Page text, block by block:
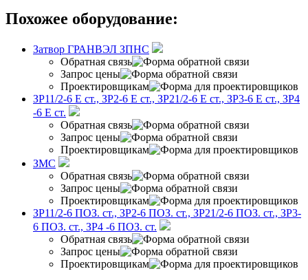
Похожее оборудование:
Затвор ГРАНВЭЛ ЗПНС
Обратная связь
Запрос цены
Проектировщикам
ЗР11/2-6 Е ст., ЗР2-6 Е ст., ЗР21/2-6 Е ст., ЗР3-6 Е ст., ЗР4
-6 Е ст.
Обратная связь
Запрос цены
Проектировщикам
ЗМС
Обратная связь
Запрос цены
Проектировщикам
ЗР11/2-6 ПОЗ. ст., ЗР2-6 ПОЗ. ст., ЗР21/2-6 ПОЗ. ст., ЗР3-
6 ПОЗ. ст., ЗР4 -6 ПОЗ. ст.
Обратная связь
Запрос цены
Проектировщикам